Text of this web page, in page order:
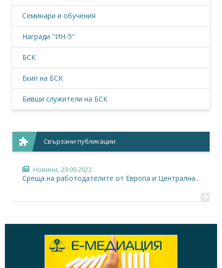
Семинари и обучения
Награди "ИН-5"
БСК
Екип на БСК
Бивши служители на БСК
Свързани публикации
Новини, 29.09.2023
Среща на работодателите от Европа и Централна...
+